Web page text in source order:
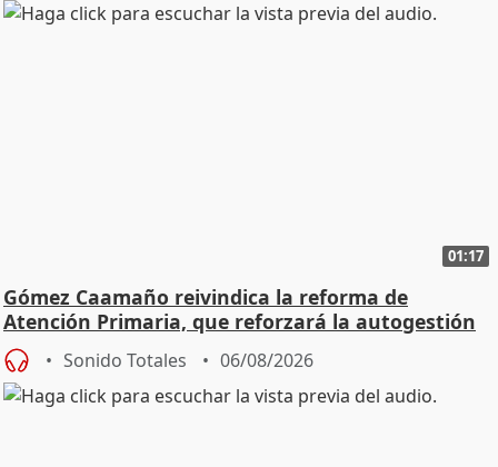
01:17
Gómez Caamaño reivindica la reforma de
Atención Primaria, que reforzará la autogestión
Sonido Totales 06/08/2026